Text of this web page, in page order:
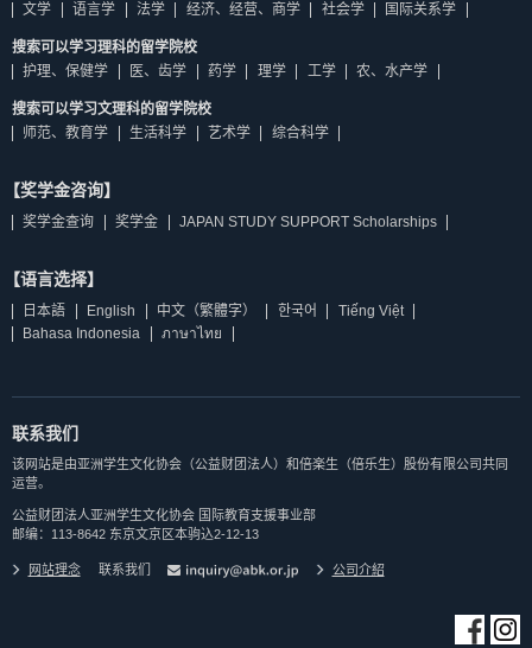
文学
语言学 法学 经济、经营、商学 社会学 国际关系学
搜索可以学习理科的留学院校
护理、保健学
医、齿学 药学 理学 工学 农、水产学
搜索可以学习文理科的留学院校
师范、教育学
生活科学 艺术学 综合科学
【奖学金咨询】
奖学金查询 奖学金 JAPAN STUDY SUPPORT Scholarships
【语言选择】
日本語 English 中文（繁體字） 한국어
Tiếng Việt
Bahasa Indonesia
ภาษาไทย
联系我们
该网站是由亚洲学生文化协会（公益财团法人）和倍楽生（倍乐生）股份有限公司共同
运营。
公益财团法人亚洲学生文化协会 国际教育支援事业部
邮编：113-8642 东京文京区本驹込2-12-13
网站理念 联系我们 公司介紹